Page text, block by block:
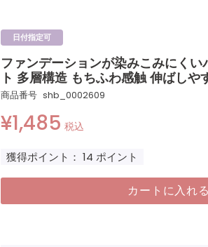
日付指定可
ファンデーションが染みこみにく
ト 多層構造 もちふわ感触 伸ばしや
商品番号 shb_0002609
¥1,485 税込
獲得ポイント： 14 ポイント
カートに入れる